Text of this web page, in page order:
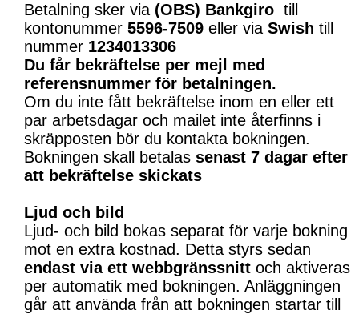
Betalning sker via (OBS) Bankgiro till
kontonummer 5596-7509 eller via Swish till
nummer 1234013306
Du får bekräftelse per mejl med
referensnummer för betalningen.
Om du inte fått bekräftelse inom en eller ett
par arbetsdagar och mailet inte återfinns i
skräpposten bör du kontakta bokningen.
Bokningen skall betalas senast 7 dagar efter
att bekräftelse skickats
Ljud och bild
Ljud- och bild bokas separat för varje bokning
mot en extra kostnad. Detta styrs sedan
endast via ett webbgränssnitt och aktiveras
per automatik med bokningen. Anläggningen
går att använda från att bokningen startar till